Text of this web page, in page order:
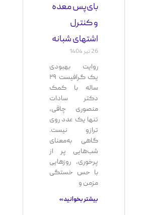
بای‌پس معده
و کنترل
اشتهای شبانه
26 تیر 1404
روایت بهبودی
یک گرافیست ۲۹
ساله با کمک
دکتر سادات
منصوری چاقی،
تنها یک عدد روی
ترازو نیست.
گاهی به‌معنای
شب‌هایی پر از
پرخوری، روزهایی
با حس خستگی
مزمن و
بیشتر بخوانید »